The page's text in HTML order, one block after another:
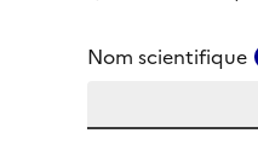
Nom scientifique